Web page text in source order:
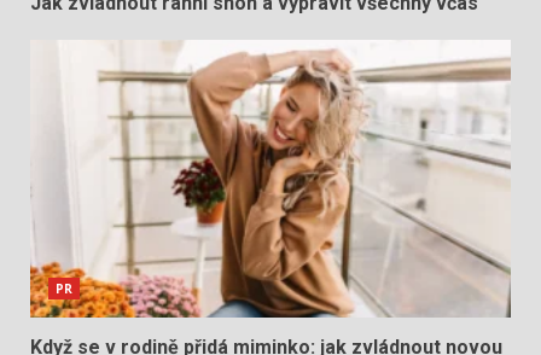
PR
Když se v rodině přidá miminko: jak zvládnout novou